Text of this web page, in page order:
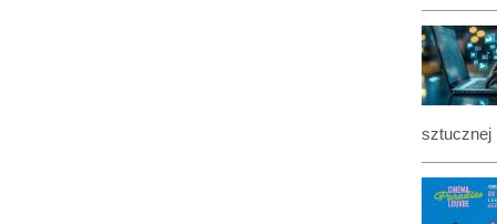
sztucznej